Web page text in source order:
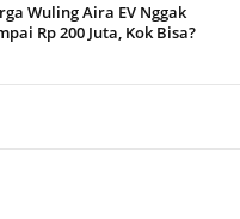
Wuling Aira EV Nggak
Rp 200 Juta, Kok Bisa?